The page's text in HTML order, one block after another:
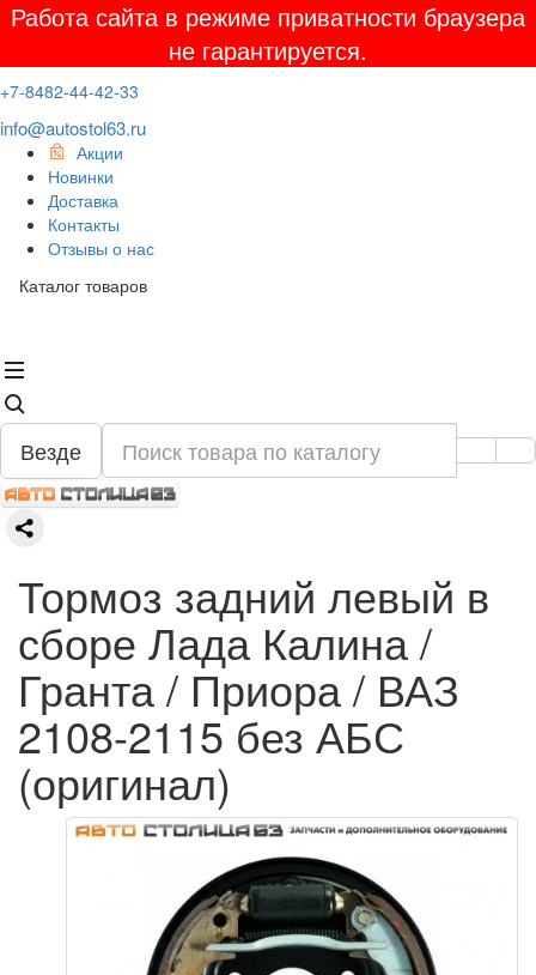
Работа сайта в режиме приватности браузера
не гарантируется.
+7-8482-44-42-33
info@autostol63.ru
Акции
Новинки
Доставка
Контакты
Отзывы о нас
Каталог товаров
Везде
Тормоз задний левый в
сборе Лада Калина /
Гранта / Приора / ВАЗ
2108-2115 без АБС
(оригинал)